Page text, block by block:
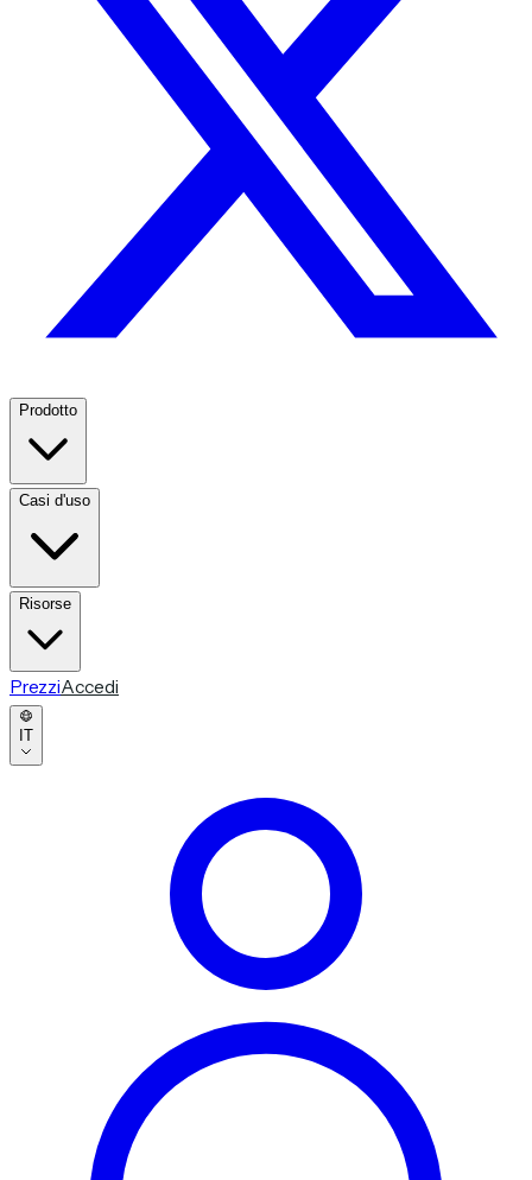
Prodotto
Casi d'uso
Risorse
PrezziAccedi
IT